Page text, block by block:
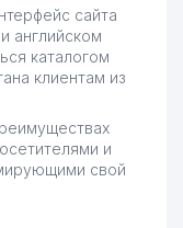
сайта
английском
каталогом
клиентам из
и
свой